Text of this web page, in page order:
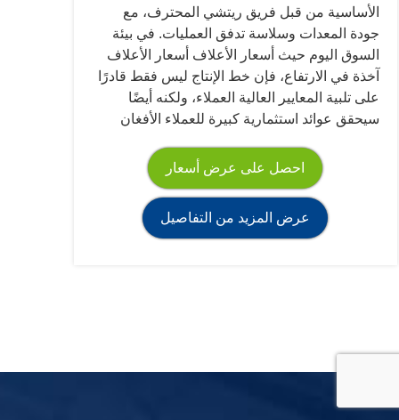
الأساسية من قبل فريق ريتشي المحترف، مع
جودة المعدات وسلاسة تدفق العمليات. في بيئة
السوق اليوم حيث أسعار الأعلاف أسعار الأعلاف
آخذة في الارتفاع، فإن خط الإنتاج ليس فقط قادرًا
على تلبية المعايير العالية العملاء، ولكنه أيضًا
سيحقق عوائد استثمارية كبيرة للعملاء الأفغان
احصل على عرض أسعار
عرض المزيد من التفاصيل